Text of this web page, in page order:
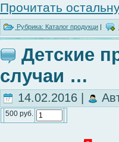
Прочитать
Рубрика: Каталог продукци |
Детские
случаи …
14.02.2016 |
500 руб.